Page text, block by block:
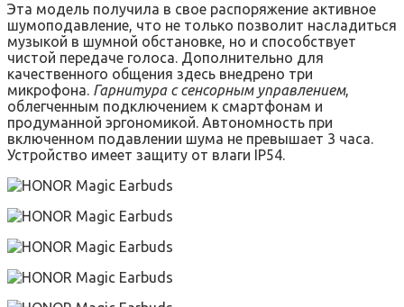
Эта модель получила в свое распоряжение активное
шумоподавление, что не только позволит насладиться
музыкой в шумной обстановке, но и способствует
чистой передаче голоса. Дополнительно для
качественного общения здесь внедрено три
микрофона. Гарнитура с сенсорным управлением,
облегченным подключением к смартфонам и
продуманной эргономикой. Автономность при
включенном подавлении шума не превышает 3 часа.
Устройство имеет защиту от влаги IP54.